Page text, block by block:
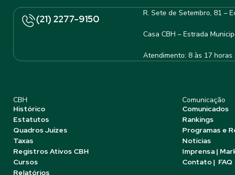
(21) 2277-9150
R. Sete de Setembro, 81 –
Casa CBH – Estrada
Atendimento: 8 às 17 horas
CBH
Histórico
Estatutos
Quadros Juízes
Taxas
Registros Ativos CBH
Cursos
Relatórios
Comunicação
Comunicados
Rankings
Programas e
Notícias
Imprensa |
Contato | FAQ